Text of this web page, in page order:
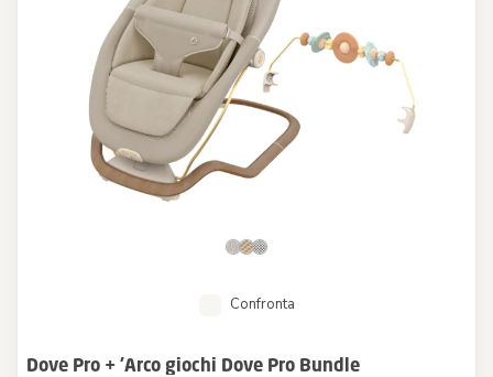
Confronta
Dove Pro + ’Arco giochi Dove Pro Bundle